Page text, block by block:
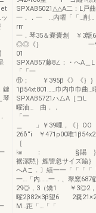
SPXAB5021△△A二：L戸
一．．一 …内曜「「…削…
rrr
一．琴35＆嚢嚢創 ￥3
◎◎《｝ 一9，
01 ．
SPXAB57藤8∠：
「「一 「
⑪； ￥395β《》《｝
1β54xt801……巾内巾巾
SPXAB5721ハ
曜油… 由．．
＿ 」￥39哩，《｝
26δ“i ￥471ρ00唯
［ 屋根栃
㎞ ： §賜 ｝
裾潔黙｝鯉讐忽サイズ
へAこ．〕繕一一「「「「
一…「内……一．、翠
29◎，3（矯1 ￥
曜2β82×3β望6 2嚢
M…距「…「「